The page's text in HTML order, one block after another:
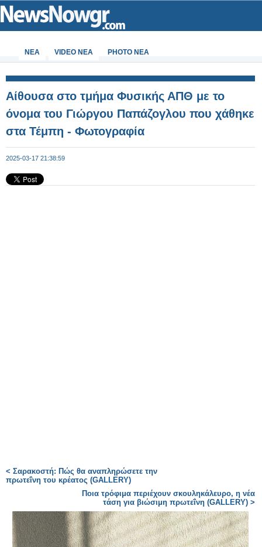
ΝΕΑ VIDEO NEA PHOTO NEA
Αίθουσα στο τμήμα Φυσικής ΑΠΘ με το
όνομα του Γιώργου Παπάζογλου που χάθηκε
στα Τέμπη - Φωτογραφία
2025-03-17 21:38:59
< Σαρακοστή: Πώς θα αναπληρώσετε την
πρωτεΐνη του κρέατος (GALLERY)
Ποια τρόφιμα περιέχουν σκουληκάλευρο, η νέα
τάση για βιώσιμη πρωτεΐνη (GALLERY) >